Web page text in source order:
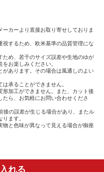
カーより直接お取り寄せしておりま
するため、欧米基準の品質管理にな
ため、若干のサイズ誤差や生地のゆが
お楽しみください。
あります。その場合は風通しのよい
承ることができません。
加工ができません。また、カット後
ら、お気軽にお問い合わせくださ
の誤差が生じる場合があり、またル
ます。
と色味が異なって見える場合が御座
れる